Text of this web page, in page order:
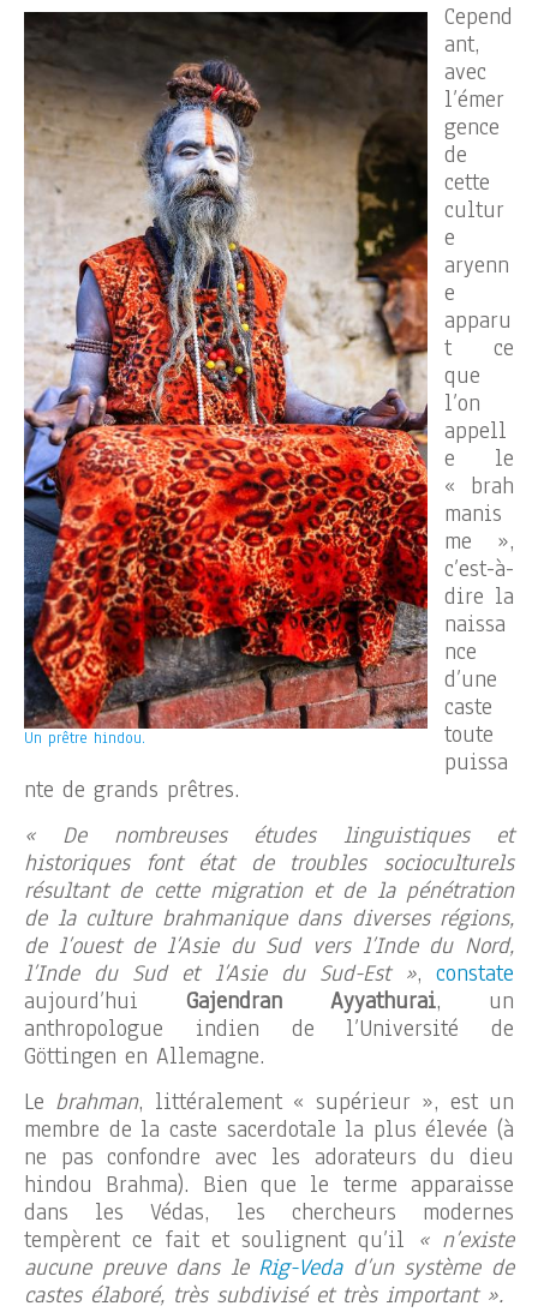
Un prêtre hindou.
Cepend
ant,
avec
l’émer
gence
de
cette
cultur
e
aryenn
e
apparu
t ce
que
l’on
appell
e le
« brah
manis
me »,
c’est-à-
dire la
naissa
nce
d’une
caste
toute
puissa
nte de grands prêtres.
« De nombreuses études linguistiques et
historiques font état de troubles socioculturels
résultant de cette migration et de la pénétration
de la culture brahmanique dans diverses régions,
de l’ouest de l’Asie du Sud vers l’Inde du Nord,
l’Inde du Sud et l’Asie du Sud-Est », constate
aujourd’hui Gajendran Ayyathurai, un
anthropologue indien de l’Université de
Göttingen en Allemagne.
Le brahman, littéralement « supérieur », est un
membre de la caste sacerdotale la plus élevée (à
ne pas confondre avec les adorateurs du dieu
hindou Brahma). Bien que le terme apparaisse
dans les Védas, les chercheurs modernes
tempèrent ce fait et soulignent qu’il « n’existe
aucune preuve dans le Rig-Vedad’un système de
castes élaboré, très subdivisé et très important ».